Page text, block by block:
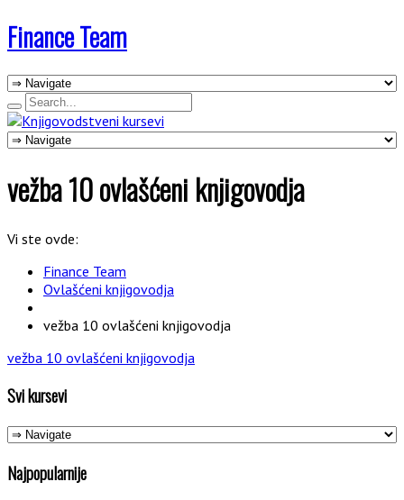
Finance Team
vežba 10 ovlašćeni knjigovodja
Vi ste ovde:
Finance Team
Ovlašćeni knjigovodja
vežba 10 ovlašćeni knjigovodja
vežba 10 ovlašćeni knjigovodja
Svi kursevi
Najpopularnije